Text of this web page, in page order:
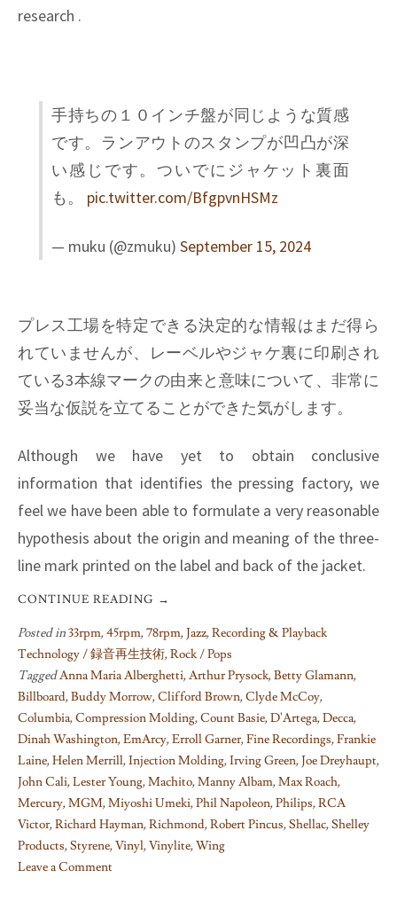
research .
手持ちの１０インチ盤が同じような質感
です。ランアウトのスタンプが凹凸が深
い感じです。ついでにジャケット裏面
も。 pic.twitter.com/BfgpvnHSMz
— muku (@zmuku) September 15, 2024
プレス工場を特定できる決定的な情報はまだ得ら
れていませんが、レーベルやジャケ裏に印刷され
ている3本線マークの由来と意味について、非常に
妥当な仮説を立てることができた気がします。
Although we have yet to obtain conclusive
information that identifies the pressing factory, we
feel we have been able to formulate a very reasonable
hypothesis about the origin and meaning of the three-
line mark printed on the label and back of the jacket.
CONTINUE READING →
Posted in33rpm,45rpm,78rpm,Jazz,Recording & Playback
Technology / 録音再生技術,Rock / Pops
TaggedAnna Maria Alberghetti,Arthur Prysock,Betty Glamann,
Billboard,Buddy Morrow,Clifford Brown,Clyde McCoy,
Columbia,Compression Molding,Count Basie,D'Artega,Decca,
Dinah Washington,EmArcy,Erroll Garner,Fine Recordings,Frankie
Laine,Helen Merrill,Injection Molding,Irving Green,Joe Dreyhaupt,
John Cali,Lester Young,Machito,Manny Albam,Max Roach,
Mercury,MGM,Miyoshi Umeki,Phil Napoleon,Philips,RCA
Victor,Richard Hayman,Richmond,Robert Pincus,Shellac,Shelley
Products,Styrene,Vinyl,Vinylite,Wing
Leave a Comment